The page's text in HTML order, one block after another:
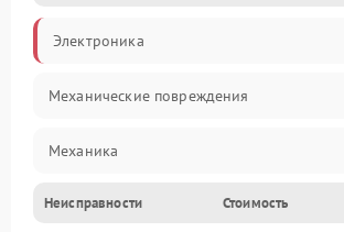
Электроника
Механические повреждения
Механика
Управление
Неисправности Стоимость